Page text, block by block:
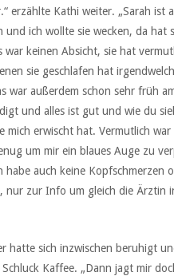
erzählte Kathi weiter. „Sarah ist
und ich wollte sie wecken, da hat
war keinen Absicht, sie hat
sie geschlafen hat
war außerdem schon sehr früh
und alles ist gut und wie du
mich erwischt hat. Vermutlich
um mir ein blaues Auge zu
habe auch keine Kopfschmerzen
nur zur Info um gleich die Ärztin
hatte sich inzwischen beruhigt
Kaffee. „Dann jagt mir